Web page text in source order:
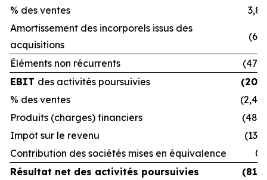
% des ventes
3,8
Amortissement des incorporels issus des
acquisitions
(6)
Éléments non récurrents
(47)
EBIT des activités poursuivies
(20)
% des ventes
(2,4)
Produits (charges) financiers
(48)
Impôt sur le revenu
(13)
Contribution des sociétés mises en équivalence
0
Résultat net des activités poursuivies
(81)